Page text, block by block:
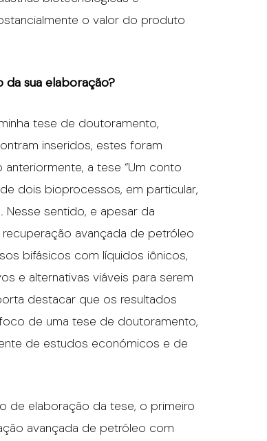
o valor do produto
sua elaboração?
tese de doutoramento,
inseridos, estes foram
a tese “Um conto
dois bioprocessos, em particular,
sentido, e apesar da
avançada de petróleo
bifásicos com líquidos iônicos,
e alternativas viáveis para serem
destacar que os resultados
de uma tese de doutoramento,
de estudos económicos e de
de elaboração da tese, o primeiro
avançada de petróleo com